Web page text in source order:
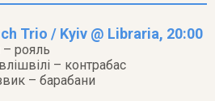
Trio / Kyiv @ Libraria, 20:00
– рояль
– контрабас
– барабани